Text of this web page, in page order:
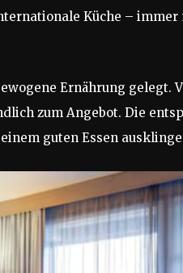
Küche – immer
Ernährung gelegt.
zum Angebot. Die
guten Essen